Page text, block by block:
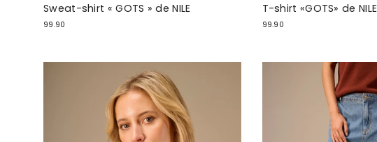
Sweat-shirt « GOTS » de NILE
99.90
T-shirt «GOTS» de NILE
99.90